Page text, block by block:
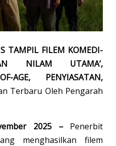
TAMPIL FILEM KOMEDI-
NILAM UTAMA’,
AGE, PENYIASATAN,
Terbaru Oleh Pengarah
2025 –Penerbit
menghasilkan filem